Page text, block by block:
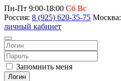
Пн-Пт 9:00-18:00 Сб Вс
Россия: 8 (925) 620-35-75 Москва:
личный кабинет
Запомнить меня
Логин